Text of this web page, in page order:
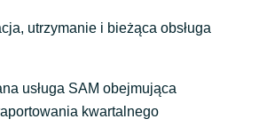
utrzymanie i bieżąca obsługa
usługa SAM obejmująca
kwartalnego